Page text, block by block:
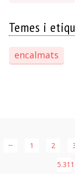
Temes i
encalmats
← 1 2
5.311